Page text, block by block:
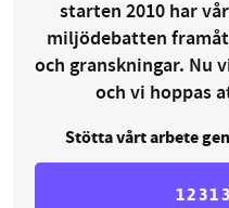
starten 2010 har
miljödebatten
och granskningar. Nu
och vi hoppas
Stötta vårt arbete